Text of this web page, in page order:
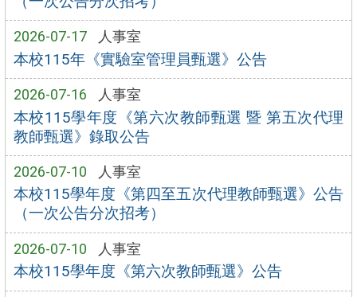
2026-07-17 人事室
本校115年《實驗室管理員甄選》公告
2026-07-16 人事室
本校115學年度《第六次教師甄選 暨 第五次代理
教師甄選》錄取公告
2026-07-10 人事室
本校115學年度《第四至五次代理教師甄選》公告
（一次公告分次招考）
2026-07-10 人事室
本校115學年度《第六次教師甄選》公告